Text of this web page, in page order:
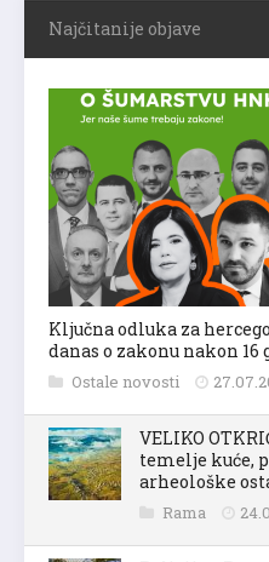
Najčitanije objave
Ključna odluka za
danas o zakonu nakon
Ostale novosti
VELIKO
temelje kuće,
arheološke
Rama